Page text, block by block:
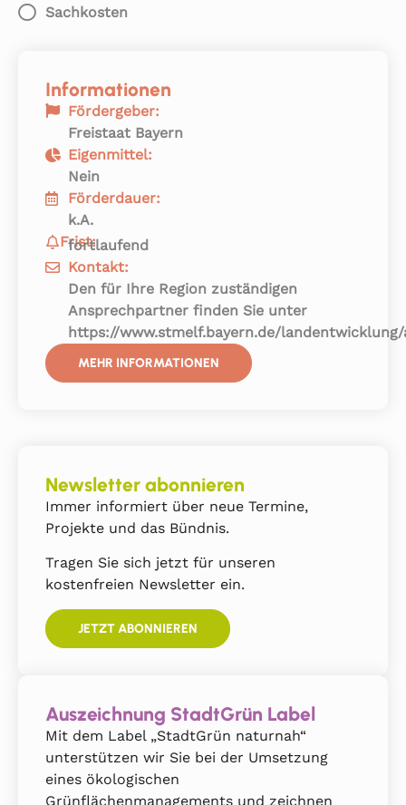
Sachkosten
Informationen
Fördergeber:
Freistaat Bayern
Eigenmittel:
Nein
Förderdauer:
k.A.
Frist:
fortlaufend
Kontakt:
Den für Ihre Region zuständigen
Ansprechpartner finden Sie unter
https://www.stmelf.bayern.de/
MEHR INFORMATIONEN
Newsletter abonnieren
Immer informiert über neue Termine,
Projekte und das Bündnis.
Tragen Sie sich jetzt für unseren
kostenfreien Newsletter ein.
JETZT ABONNIEREN
Auszeichnung StadtGrün Label
Mit dem Label „StadtGrün naturnah“
unterstützen wir Sie bei der Umsetzung
eines ökologischen
Grünflächenmanagements und zeichnen